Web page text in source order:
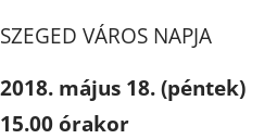
SZEGED VÁROS NAPJA
2018. május 18. (péntek)
15.00 órakor